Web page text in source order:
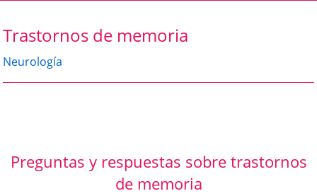
Trastornos de memoria
Neurología
Preguntas y respuestas sobre trastornos
de memoria